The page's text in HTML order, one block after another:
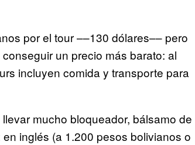
por el tour ––130 dólares–– pero
un precio más barato: al
incluyen comida y transporte para
mucho bloqueador, bálsamo de
inglés (a 1.200 pesos bolivianos o